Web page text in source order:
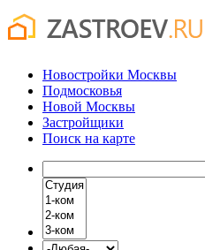
Новостройки Москвы
Подмосковья
Новой Москвы
Застройщики
Поиск на карте